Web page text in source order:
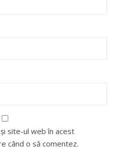
site-ul web în acest
când o să comentez.